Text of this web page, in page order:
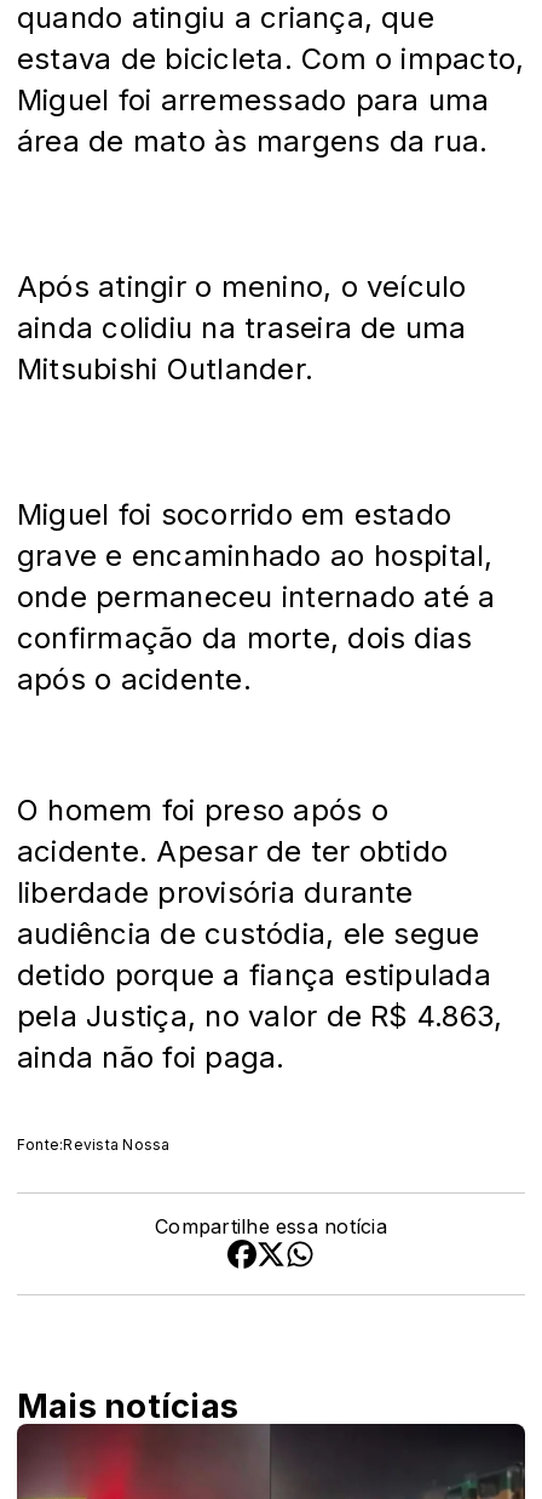
quando atingiu a criança, que
estava de bicicleta. Com o impacto,
Miguel foi arremessado para uma
área de mato às margens da rua.
Após atingir o menino, o veículo
ainda colidiu na traseira de uma
Mitsubishi Outlander.
Miguel foi socorrido em estado
grave e encaminhado ao hospital,
onde permaneceu internado até a
confirmação da morte, dois dias
após o acidente.
O homem foi preso após o
acidente. Apesar de ter obtido
liberdade provisória durante
audiência de custódia, ele segue
detido porque a fiança estipulada
pela Justiça, no valor de R$ 4.863,
ainda não foi paga.
Fonte:Revista Nossa
Compartilhe essa notícia
Mais notícias